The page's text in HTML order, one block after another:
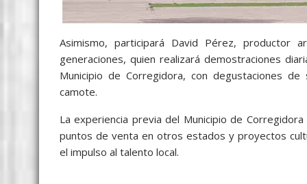
Asimismo, participará David Pérez, productor
generaciones, quien realizará demostraciones
Municipio de Corregidora, con degustaciones
camote.
La experiencia previa del Municipio de
puntos de venta en otros estados y proyectos
el impulso al talento local.